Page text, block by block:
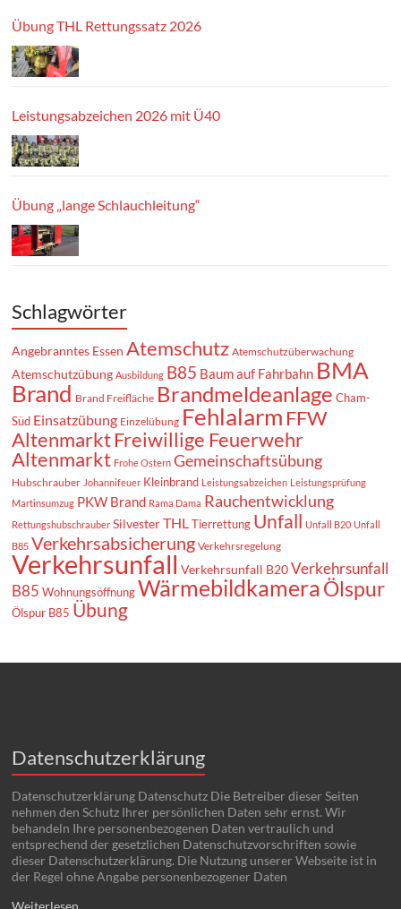
Übung THL Rettungssatz 2026
Leistungsabzeichen 2026 mit Ü40
Übung „lange Schlauchleitung“
Schlagwörter
Angebranntes Essen Atemschutz Atemschutzüberwachung
Atemschutzübung Ausbildung B85 Baum auf Fahrbahn BMA
Brand Brand Freifläche Brandmeldeanlage Cham-
Süd Einsatzübung Einzelübung Fehlalarm FFW
AltenmarktFreiwillige Feuerwehr
Altenmarkt Frohe Ostern Gemeinschaftsübung
Hubschrauber Johannifeuer Kleinbrand Leistungsabzeichen Leistungsprüfung
Martinsumzug PKW Brand Rama Dama Rauchentwicklung
Rettungshubschrauber Silvester THL Tierrettung Unfall Unfall B20 Unfall
B85 Verkehrsabsicherung Verkehrsregelung
Verkehrsunfall Verkehrsunfall B20 Verkehrsunfall
B85 Wohnungsöffnung WärmebildkameraÖlspur
Ölspur B85 Übung
Datenschutzerklärung
Datenschutzerklärung Datenschutz Die Betreiber dieser Seiten
nehmen den Schutz Ihrer persönlichen Daten sehr ernst. Wir
behandeln Ihre personenbezogenen Daten vertraulich und
entsprechend der gesetzlichen Datenschutzvorschriften sowie
dieser Datenschutzerklärung. Die Nutzung unserer Webseite ist in
der Regel ohne Angabe personenbezogener Daten
Weiterlesen